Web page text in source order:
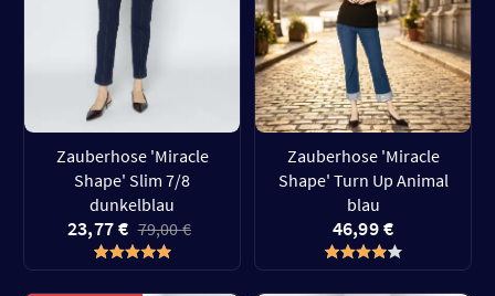
Zauberhose 'Miracle
Shape' Slim 7/8
dunkelblau
23,77 € 79,00 €
Zauberhose 'Miracle
Shape' Turn Up Animal
blau
46,99 €